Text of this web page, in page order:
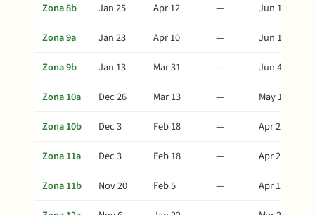
Zona 8b
Jan 25 Apr 12 —
Jun 16
Zona 9a
Jan 23 Apr 10 —
Jun 14
Zona 9b
Jan 13 Mar 31 —
Jun 4
Zona 10a
Dec 26 Mar 13 —
May 17
Zona 10b
Dec 3 Feb 18 —
Apr 24
Zona 11a
Dec 3 Feb 18 —
Apr 24
Zona 11b
Nov 20 Feb 5 —
Apr 11